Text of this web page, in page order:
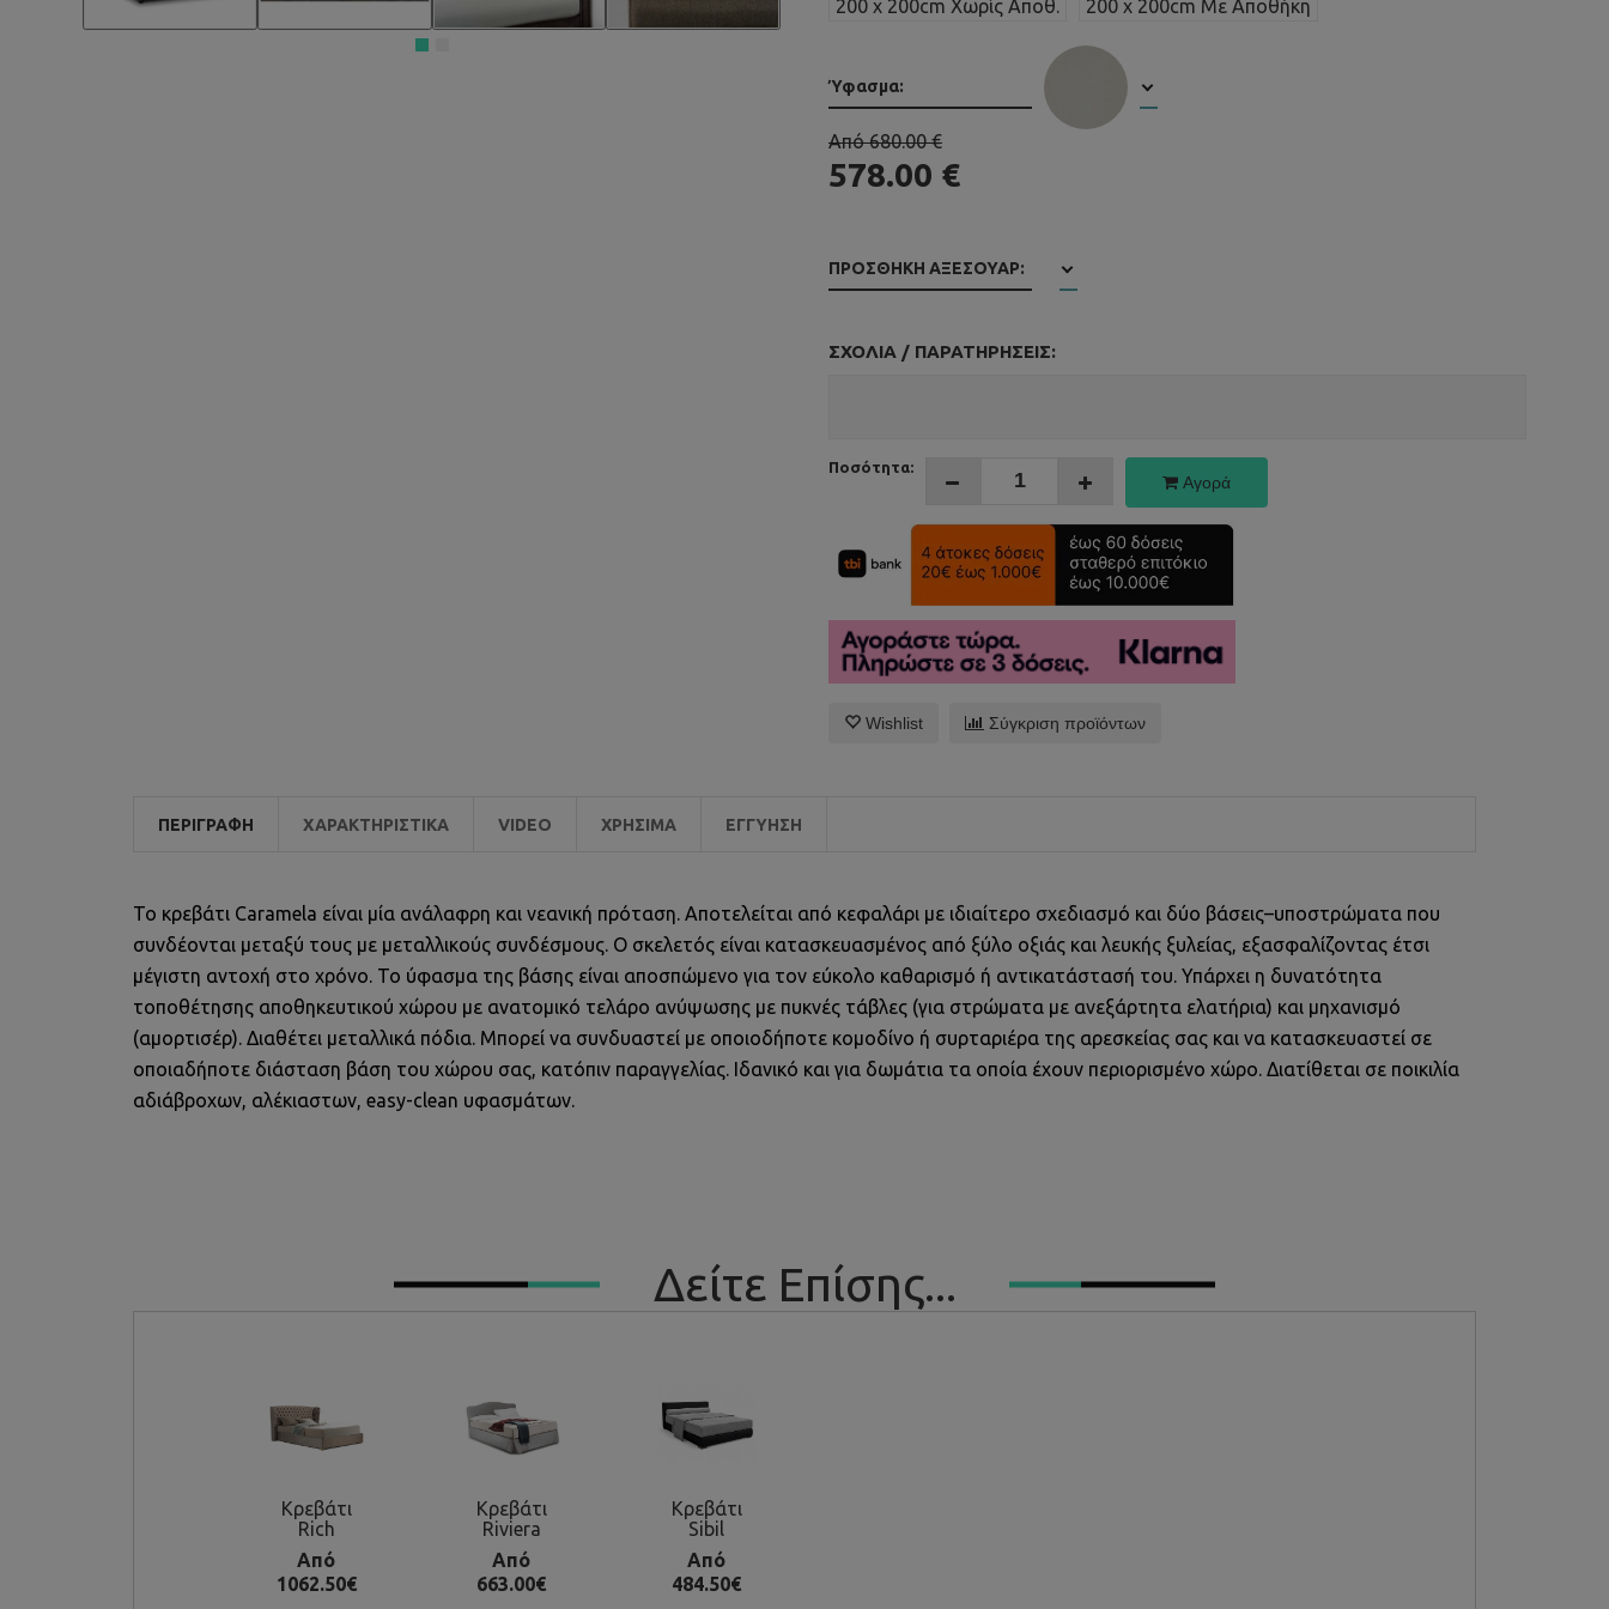
200 x 200cm Χωρίς Αποθ. 200 x 200cm Με Αποθήκη
Ύφασμα:
Από 680.00 €
578.00 €
ΠΡΟΣΘΉΚΗ ΑΞΕΣΟΥΆΡ:
ΣΧΌΛΙΑ / ΠΑΡΑΤΗΡΉΣΕΙΣ:
Ποσότητα:
Αγορά
Wishlist Σύγκριση προϊόντων
ΠΕΡΙΓΡΑΦΉ ΧΑΡΑΚΤΗΡΙΣΤΙΚΆ VIDEO ΧΡΉΣΙΜΑ ΕΓΓΎΗΣΗ
Το κρεβάτι Caramela είναι μία ανάλαφρη και νεανική πρόταση. Αποτελείται από κεφαλάρι με ιδιαίτερο σχεδιασμό και δύο βάσεις–υποστρώματα που
συνδέονται μεταξύ τους με μεταλλικούς συνδέσμους. Ο σκελετός είναι κατασκευασμένος από ξύλο οξιάς και λευκής ξυλείας, εξασφαλίζοντας έτσι
μέγιστη αντοχή στο χρόνο. Το ύφασμα της βάσης είναι αποσπώμενο για τον εύκολο καθαρισμό ή αντικατάστασή του. Υπάρχει η δυνατότητα
τοποθέτησης αποθηκευτικού χώρου με ανατομικό τελάρο ανύψωσης με πυκνές τάβλες (για στρώματα με ανεξάρτητα ελατήρια) και μηχανισμό
(αμορτισέρ). Διαθέτει μεταλλικά πόδια. Μπορεί να συνδυαστεί με οποιοδήποτε κομοδίνο ή συρταριέρα της αρεσκείας σας και να κατασκευαστεί σε
οποιαδήποτε διάσταση βάση του χώρου σας, κατόπιν παραγγελίας. Iδανικό και για δωμάτια τα οποία έχουν περιορισμένο χώρο. Διατίθεται σε ποικιλία
αδιάβροχων, αλέκιαστων, easy-clean υφασμάτων.
Δείτε Επίσης...
Κρεβάτι
Rich
Από
1062.50€
Κρεβάτι
Riviera
Από
663.00€
Κρεβάτι
Sibil
Από
484.50€